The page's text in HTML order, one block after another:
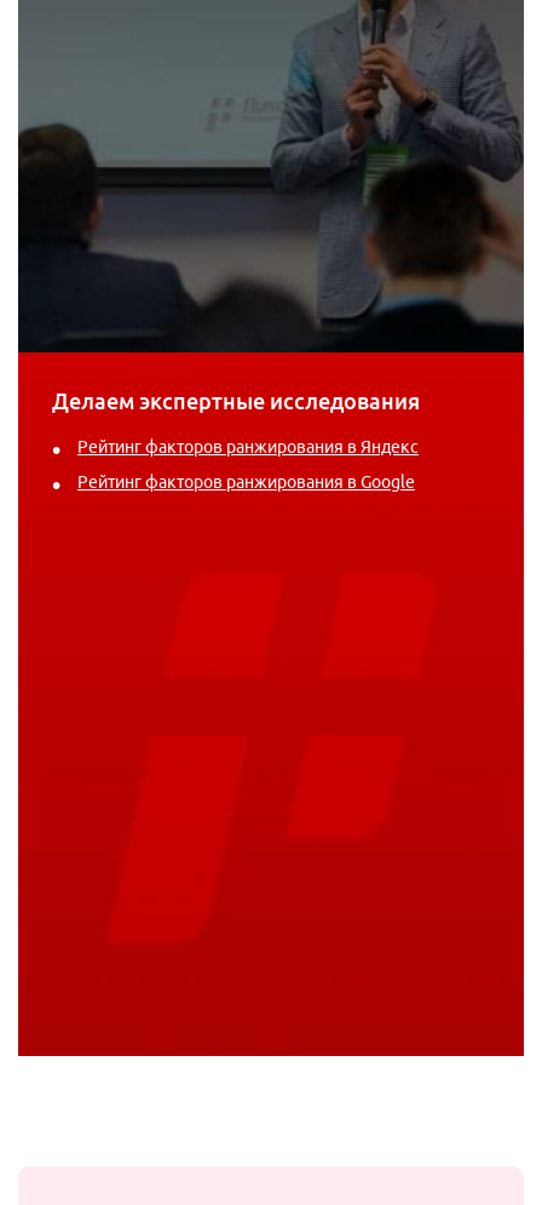
Делаем экспертные исследования
Рейтинг факторов ранжирования в Яндекс
Рейтинг факторов ранжирования в Google